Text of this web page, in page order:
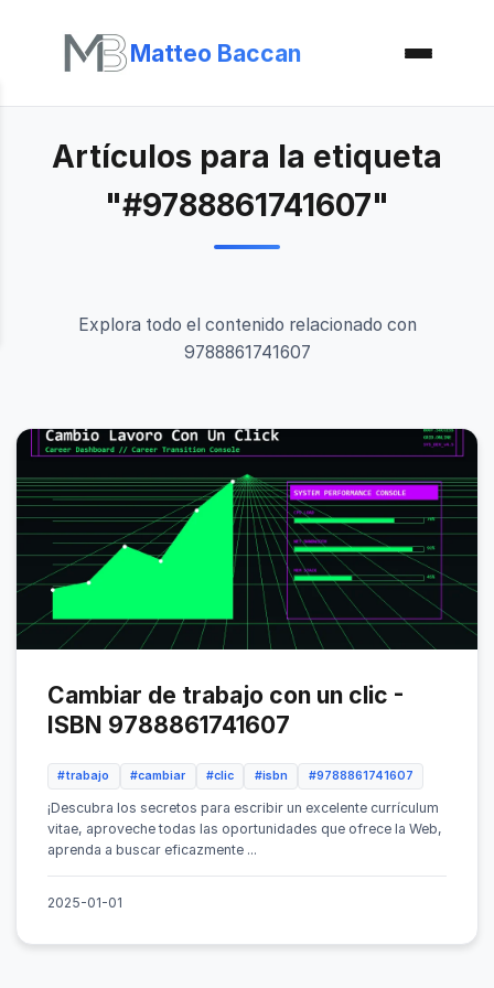
Matteo Baccan
Artículos para la etiqueta
"#9788861741607"
Explora todo el contenido relacionado con
9788861741607
Cambiar de trabajo con un clic -
ISBN 9788861741607
#trabajo #cambiar #clic #isbn #9788861741607
¡Descubra los secretos para escribir un excelente currículum
vitae, aproveche todas las oportunidades que ofrece la Web,
aprenda a buscar eficazmente ...
2025-01-01